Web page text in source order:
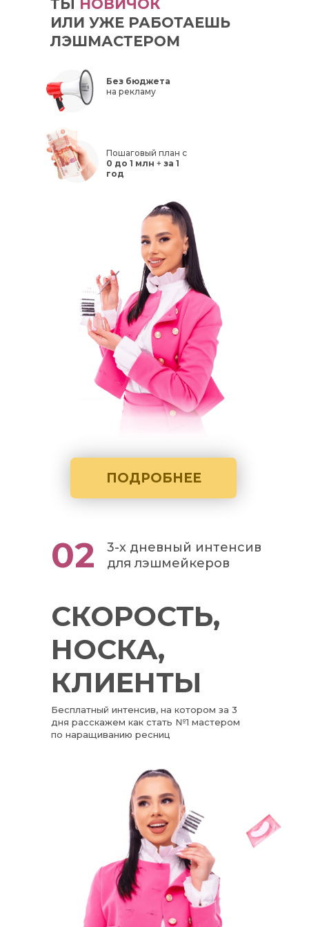
ТЫ
НОВИЧОК
ИЛИ УЖЕ РАБОТАЕШЬ
ЛЭШМАСТЕРОМ
Без бюджета
на рекламу
Пошаговый план с
0 до 1 млн + за 1
год
ПОДРОБНЕЕ
СКОРОСТЬ,
НОСКА,
КЛИЕНТЫ
3-х дневный интенсив
для лэшмейкеров
Бесплатный интенсив, на котором за 3
дня расскажем как стать №1 мастером
по наращиванию ресниц
02